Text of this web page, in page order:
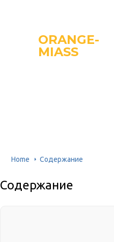
ORANGE-
MIASS
Home Содержание
Содержание